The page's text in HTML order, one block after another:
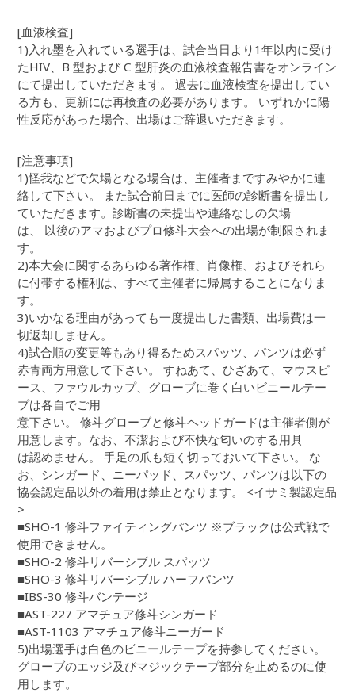
[血液検査]
1)入れ墨を入れている選手は、試合当日より1年以内に受け
たHIV、B 型および C 型肝炎の血液検査報告書をオンライン
にて提出していただきます。 過去に血液検査を提出してい
る方も、更新には再検査の必要があります。 いずれかに陽
性反応があった場合、出場はご辞退いただきます。
[注意事項]
1)怪我などで欠場となる場合は、主催者まですみやかに連
絡して下さい。 また試合前日までに医師の診断書を提出し
ていただきます。診断書の未提出や連絡なしの欠場
は、 以後のアマおよびプロ修斗大会への出場が制限されま
す。
2)本大会に関するあらゆる著作権、肖像権、およびそれら
に付帯する権利は、すべて主催者に帰属することになりま
す。
3)いかなる理由があっても一度提出した書類、出場費は一
切返却しません。
4)試合順の変更等もあり得るためスパッツ、パンツは必ず
赤青両方用意して下さい。 すねあて、ひざあて、マウスピ
ース、ファウルカップ、グローブに巻く白いビニールテー
プは各自でご用
意下さい。 修斗グローブと修斗ヘッドガードは主催者側が
用意します。なお、不潔および不快な匂いのする用具
は認めません。 手足の爪も短く切っておいて下さい。 な
お、シンガード、ニーパッド、スパッツ、パンツは以下の
協会認定品以外の着用は禁止となります。 <イサミ製認定品
>
■SHO-1 修斗ファイティングパンツ ※ブラックは公式戦で
使用できません。
■SHO-2 修斗リバーシブル スパッツ
■SHO-3 修斗リバーシブル ハーフパンツ
■IBS-30 修斗バンテージ
■AST-227 アマチュア修斗シンガード
■AST-1103 アマチュア修斗ニーガード
5)出場選手は白色のビニールテープを持参してください。
グローブのエッジ及びマジックテープ部分を止めるのに使
用します。